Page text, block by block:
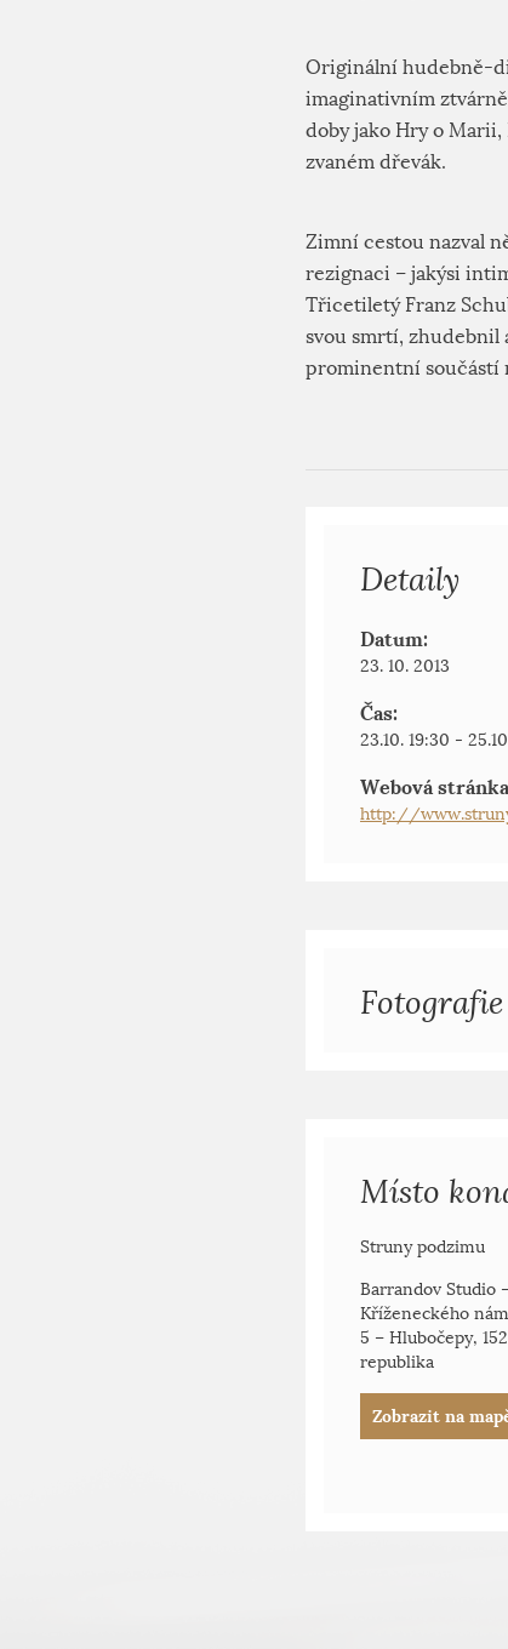
Originální hudebně-
imaginativním
doby jako Hry o
zvaném dřevák.
Zimní cestou nazval
rezignaci – jakýsi
Třicetiletý Franz
svou smrtí, zhudebnil
prominentní součástí
Detaily
Datum:
23. 10. 2013
Čas:
23.10. 19:30 -
Webová
http://
Fotografie
Místo
Struny podzimu
Barrandov Studio
Kříženeckého
5 – Hlubočepy,
republika
Zobrazit na